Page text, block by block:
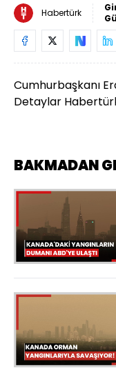
Habertürk
Cumhurbaşkanı
Detaylar
BAKMADAN